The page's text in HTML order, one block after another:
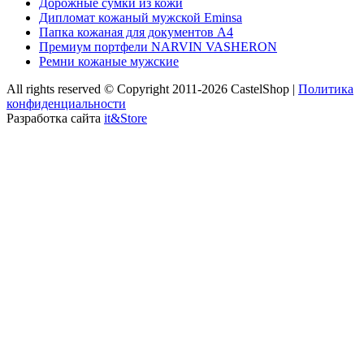
Дорожные сумки из кожи
Дипломат кожаный мужской Eminsa
Папка кожаная для документов А4
Премиум портфели NARVIN VASHERON
Ремни кожаные мужские
All rights reserved © Copyright 2011-2026 CastelShop | Политика
конфиденциальности
Разработка сайта it&Store